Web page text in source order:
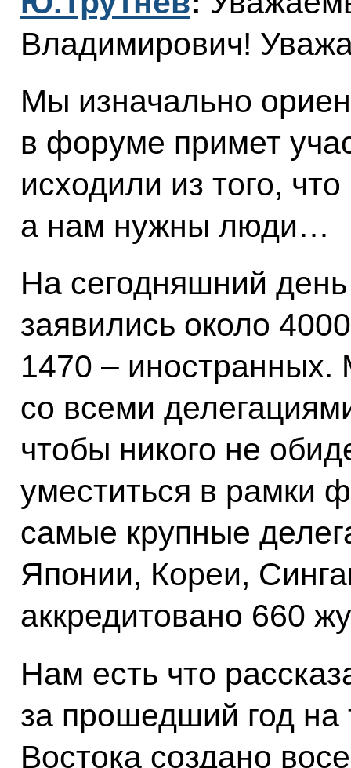
Владимирович!
Мы изначально
в форуме примет
исходили из того,
а нам нужны люди…
На сегодняшний
заявились около
1470 –
со всеми
чтобы никого не
уместиться в рамки
самые крупные
Японии, Кореи,
аккредитовано 660
Нам есть что
за прошедший год на
Востока создано